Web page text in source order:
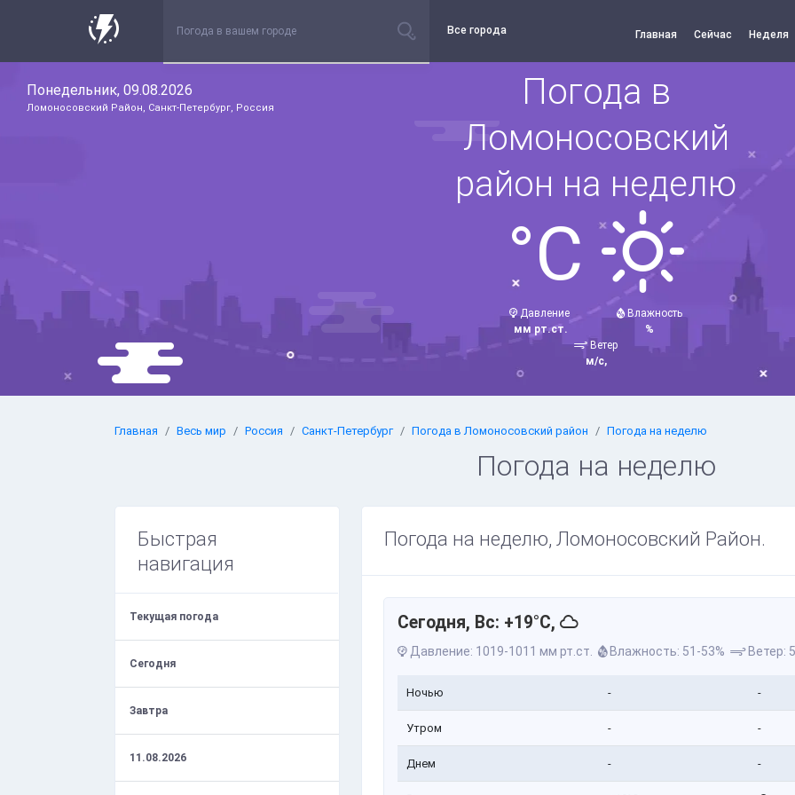
Все города Главная Сейчас Неделя
Понедельник, 09.08.2026
Ломоносовский Район, Санкт-Петербург, Россия
Погода в
Ломоносовский
район на неделю
°C
Давление
мм рт.ст.
Влажность
%
Ветер
м/с,
Главная Весь мир Россия Санкт-Петербург Погода в Ломоносовский район Погода на неделю
Погода на неделю
Быстрая
навигация
Текущая погода
Сегодня
Завтра
11.08.2026
Погода на неделю, Ломоносовский Район.
Сегодня, Вс: +19°C,
Давление: 1019-1011 мм рт.ст. Влажность: 51-53% Ветер:
Ночью - -
Утром - -
Днем - -